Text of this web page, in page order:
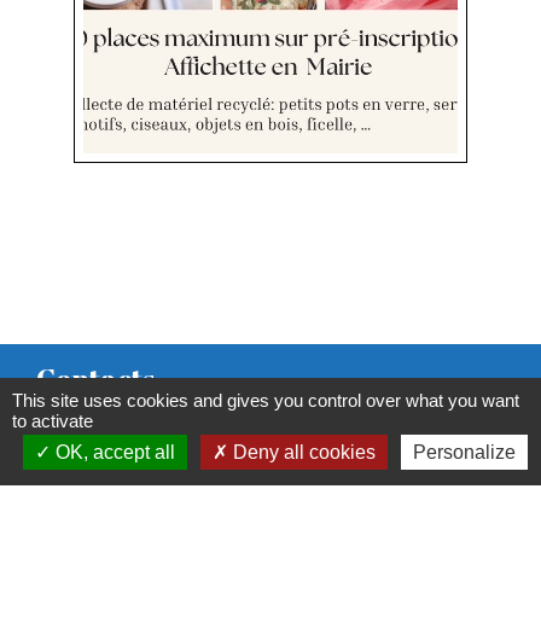
Contacts
Commune de Condeissiat
117 route de la Dombes
01400 Condeissiat - FRANCE
This site uses cookies and gives you control over what you want
to activate
OK, accept all
Deny all cookies Personalize